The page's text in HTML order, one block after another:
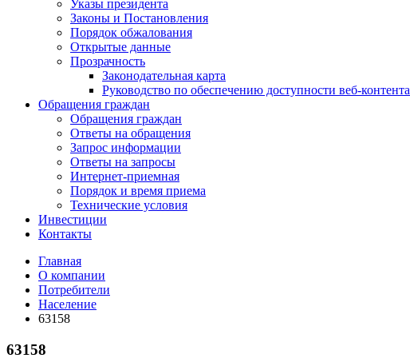
Указы президента
Законы и Постановления
Порядок обжалования
Открытые данные
Прозрачность
Законодательная карта
Руководство по обеспечению доступности веб-контента
Обращения граждан
Обращения граждан
Ответы на обращения
Запрос информации
Ответы на запросы
Интернет-приемная
Порядок и время приема
Технические условия
Инвестиции
Контакты
Главная
О компании
Потребители
Население
63158
63158